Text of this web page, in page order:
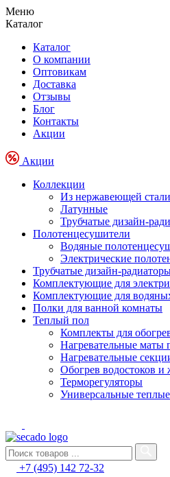
Меню
Каталог
Каталог
О компании
Оптовикам
Доставка
Отзывы
Блог
Контакты
Акции
Акции
Коллекции
Из нержавеющей стали
Латунные
Трубчатые дизайн-
Полотенцесушители
Водяные
Электрические
Трубчатые дизайн-
Комплектующие для
Комплектующие для
Полки для ванной комнаты
Теплый пол
Комплекты для
Нагревательные маты
Нагревательные
Обогрев водостоков и
Терморегуляторы
Универсальные
+7 (495) 142 72-32